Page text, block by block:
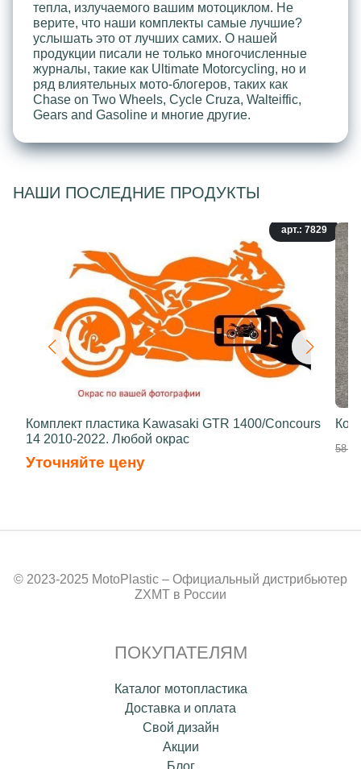
тепла, излучаемого вашим мотоциклом. Не
верите, что наши комплекты самые лучшие?
услышать это от лучших самих. О нашей
продукции писали не только многочисленные
журналы, такие как Ultimate Motorcycling, но и
ряд влиятельных мото-блогеров, таких как
Chase on Two Wheels, Cycle Cruza, Walteiffic,
Gears and Gasoline и многие другие.
НАШИ ПОСЛЕДНИЕ ПРОДУКТЫ
арт.: 7829
Комплект пластика Kawasaki GTR 1400/Concours
14 2010-2022. Любой окрас
Уточняйте цену
58
© 2023-2025 MotoPlastic – Официальный дистрибьютер
ZXMT в России
ПОКУПАТЕЛЯМ
Каталог мотопластика
Доставка и оплата
Свой дизайн
Акции
Блог